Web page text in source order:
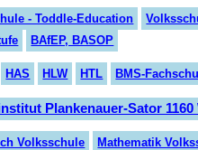
- Toddle-Education
BAfEP, BASOP
HAS HLW HTL BMS-
Plankenauer-Sator
Volksschule Mathematik